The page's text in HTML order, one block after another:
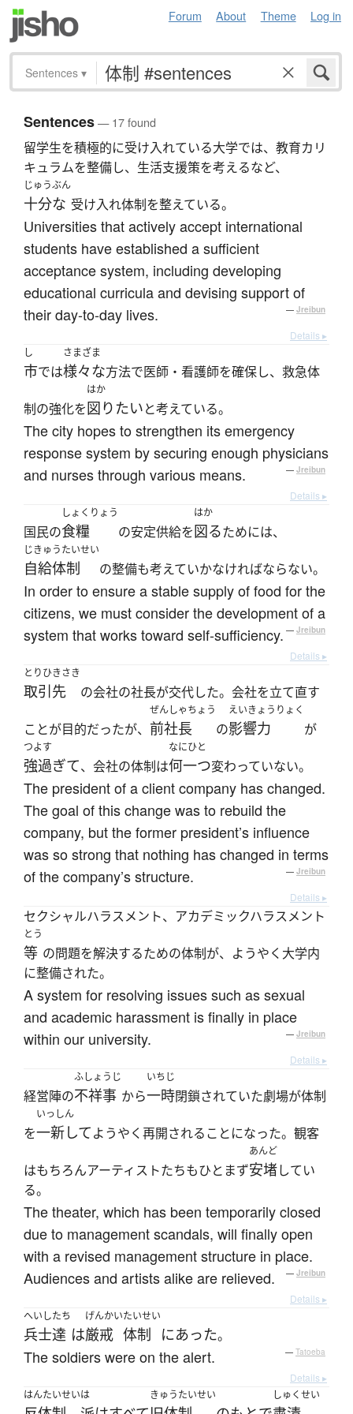
Forum About Theme Log in
Sentences ▾
Sentences— 17 found
留学生を積極的に受け入れている大学では、教育カリ
キュラムを整備し、生活支援策を考えるなど、
じゅうぶん
十分な 受け入れ体制を整えている。
Universities that actively accept international
students have established a sufficient
acceptance system, including developing
educational curricula and devising support of
their day-to-day lives.
— Jreibun
Details ▸
し
市では
さまざま
様々な方法で医師・看護師を確保し、救急体
制の強化を
はか
図りたいと考えている。
The city hopes to strengthen its emergency
response system by securing enough physicians
and nurses through various means.
— Jreibun
Details ▸
国民の
しょくりょう
食糧 の安定供給を
はか
図るためには、
じきゅうたいせい
自給体制 の整備も考えていかなければならない。
In order to ensure a stable supply of food for the
citizens, we must consider the development of a
system that works toward self-sufficiency. — Jreibun
Details ▸
とりひきさき
取引先 の会社の社長が交代した。会社を立て直す
ことが目的だったが、
ぜんしゃちょう
前社長 の
えいきょうりょく
影響力 が
つよす
強過ぎて、会社の体制は
なにひと
何一つ変わっていない。
The president of a client company has changed.
The goal of this change was to rebuild the
company, but the former president’s influence
was so strong that nothing has changed in terms
of the company’s structure.
— Jreibun
Details ▸
セクシャルハラスメント、アカデミックハラスメント
とう
等 の問題を解決するための体制が、ようやく大学内
に整備された。
A system for resolving issues such as sexual
and academic harassment is finally in place
within our university.
— Jreibun
Details ▸
経営陣の
ふしょうじ
不祥事 から
いちじ
一時閉鎖されていた劇場が体制
を
いっしん
一新してようやく再開されることになった。観客
はもちろんアーティストたちもひとまず
あんど
安堵してい
る。
The theater, which has been temporarily closed
due to management scandals, will finally open
with a revised management structure in place.
Audiences and artists alike are relieved.
— Jreibun
Details ▸
へいし
兵士
たち
達 は
げんかい
厳戒
たいせい
体制 にあった。
The soldiers were on the alert. — Tatoeba
Details ▸
はんたいせいは きゅうたいせい しゅくせい